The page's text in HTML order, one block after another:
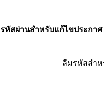
รหัสผ่านสำหรับแก้ไขประกาศ
ลืมรหัสสำ